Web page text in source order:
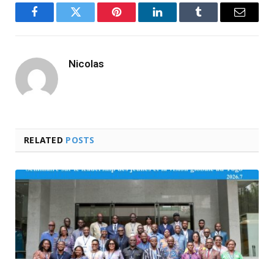
FacebookTwitter Pinterest LinkedInTumblr Email
Nicolas
RELATED POSTS